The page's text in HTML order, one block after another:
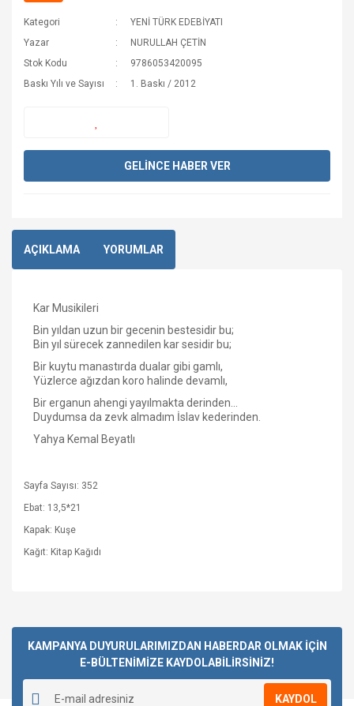
Kategori
YENİ TÜRK EDEBİYATI
Yazar
NURULLAH ÇETİN
Stok Kodu
9786053420095
Baskı Yılı ve Sayısı
1. Baskı / 2012
GELİNCE HABER VER
AÇIKLAMA YORUMLAR
Kar Musikileri
Bin yıldan uzun bir gecenin bestesidir bu;
Bin yıl sürecek zannedilen kar sesidir bu;
Bir kuytu manastırda dualar gibi gamlı,
Yüzlerce ağızdan koro halinde devamlı,
Bir erganun ahengi yayılmakta derinden...
Duydumsa da zevk almadım İslav kederinden.
Yahya Kemal Beyatlı
Sayfa Sayısı: 352
Ebat: 13,5*21
Kapak: Kuşe
Kağıt: Kitap Kağıdı
KAMPANYA DUYURULARIMIZDAN HABERDAR OLMAK İÇİN
E-BÜLTENİMİZE KAYDOLABİLİRSİNİZ!
KAYDOL